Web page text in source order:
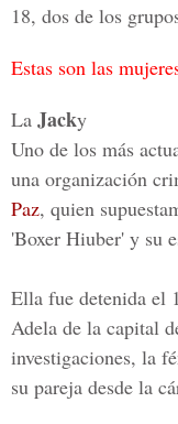
18, dos de los
Estas son las
La Jacky
Uno de los más
una organización
Paz, quien
'Boxer Hiuber' y su
Ella fue detenida el
Adela de la capital
investigaciones, la
su pareja desde la